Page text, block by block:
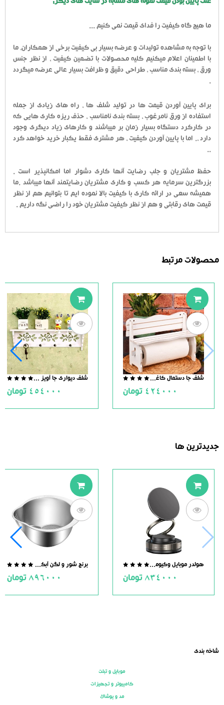
علت پایین بودن قیمت نمونه های مشابه در سایت های دیگر:
ما هیچ گاه کیفیت را فدای قیمت نمی کنیم ...
با توجه به مشاهده تولیدات و عرضه بسیار بی کیفیت برخی از همکاران، ما
با اطمینان اعلام میکنیم کلیه محصولات با تضمین کیفیت ، از نظر جنس
ورق ، بسته بندی مناسب ، طراحی دقیق و ظرافت بسیار عالی عرضه میگردد
.
برای پایین آوردن قیمت ها در تولید شلف ها ، راه های زیادی از جمله
استفاده از ورق نامرغوب ، بسته بندی نامناسب ، حذف ریزه کاری هایی که
در کارکرد دستگاه بسیار زمان بر میباشند و کارهای زیاد دیگری وجود
دارد ،. اما با پایین آوردن کیفیت ، هر مشتری فقط یکبار خرید خواهد کرد
..
حفظ مشتریان و جلب رضایت آنها کاری دشوار اما امکانپذیر است .
بزرگترین سرمایه هر کسب و کاری مشتریان رضایتمند آنها میباشد .ما
همیشه سعی در ارائه کاری با کیفیت بالا نموده ایم تا بتوانیم هم از نظر
قیمت های رقابتی و هم از نظر کیفیت مشتریان خود را راضی نگه داریم .
محصولات مرتبط
out
شلف جا دستمال کاغذی نیمکت
424000 تومان
شلف دیواری جا آویز حوله
454000 تومان
جدیدترین ها
out
هولدر موبایل وکیومی مگنت دار
834000 تومان
برنج شور و لگن آبکش دار استیل
896000 تومان
شاخه بندی
موبایل و تبلت
کامپیوتر و تجهیزات
مد و پوشاک